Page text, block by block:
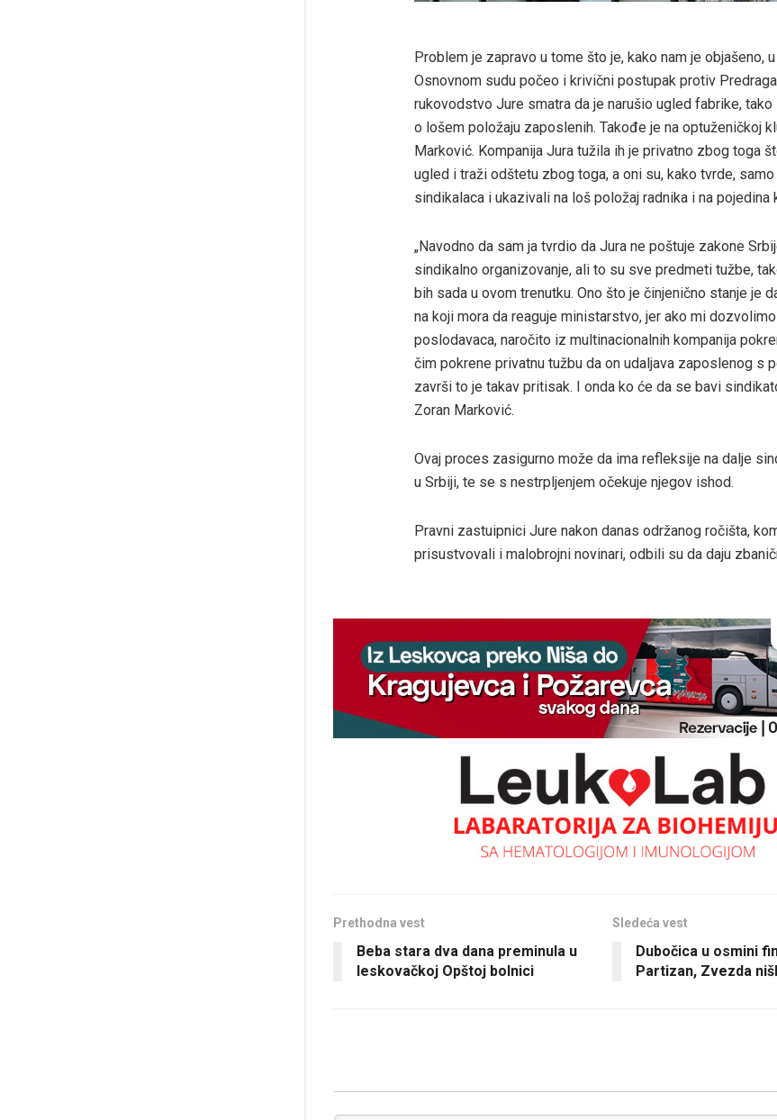
Problem je zapravo u tome što je, kako nam je objašeno,
Osnovnom sudu počeo i krivični postupak protiv
rukovodstvo Jure smatra da je narušio ugled fabrike, tako
o lošem položaju zaposlenih. Takođe je na optuženičkoj
Marković. Kompanija Jura tužila ih je privatno zbog toga
ugled i traži odštetu zbog toga, a oni su, kako tvrde,
sindikalaca i ukazivali na loš položaj radnika i na pojedina
„Navodno da sam ja tvrdio da Jura ne poštuje zakone
sindikalno organizovanje, ali to su sve predmeti tužbe,
bih sada u ovom trenutku. Ono što je činjenično stanje je
na koji mora da reaguje ministarstvo, jer ako mi
poslodavaca, naročito iz multinacionalnih kompanija
čim pokrene privatnu tužbu da on udaljava zaposlenog s
završi to je takav pritisak. I onda ko će da se bavi
Zoran Marković.
Ovaj proces zasigurno može da ima refleksije na dalje
u Srbiji, te se s nestrpljenjem očekuje njegov ishod.
Pravni zastuipnici Jure nakon danas održanog ročišta,
prisustvovali i malobrojni novinari, odbili su da daju
Prethodna vest
Beba stara dva dana preminula u
leskovačkoj Opštoj bolnici
Sledeća vest
Dubočica u osmini
Partizan, Zvezda